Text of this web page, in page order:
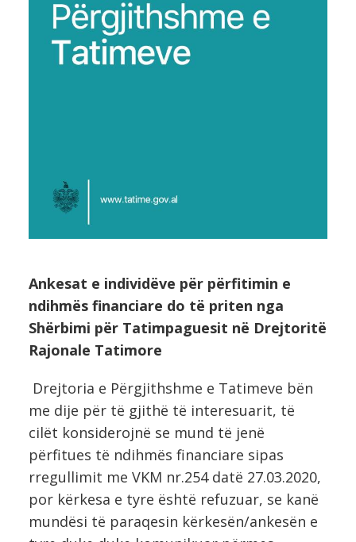
Ankesat e individëve për përfitimin e
ndihmës financiare do të priten nga
Shërbimi për Tatimpaguesit në Drejtoritë
Rajonale Tatimore
Drejtoria e Përgjithshme e Tatimeve bën
me dije për të gjithë të interesuarit, të
cilët konsiderojnë se mund të jenë
përfitues të ndihmës financiare sipas
rregullimit me VKM nr.254 datë 27.03.2020,
por kërkesa e tyre është refuzuar, se kanë
mundësi të paraqesin kërkesën/ankesën e